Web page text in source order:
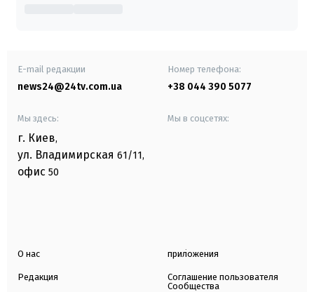
E-mail редакции
news24@24tv.com.ua
Номер телефона:
+38 044 390 5077
Мы здесь:
г. Киев,
ул. Владимирская 61/11,
офис 50
Мы в соцсетях:
О нас
Редакция
приложения
Соглашение пользователя
Сообщества